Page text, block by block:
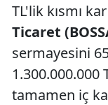
TL'lik kısmı
Ticaret
sermayesini
1.300.000.000
tamamen iç